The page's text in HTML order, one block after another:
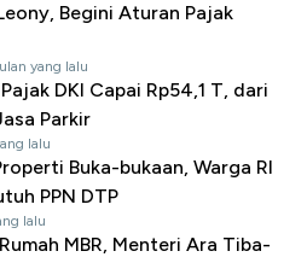
Begini Aturan Pajak
yang lalu
DKI Capai Rp54,1 T, dari
Parkir
lalu
Buka-bukaan, Warga RI
PPN DTP
lalu
MBR, Menteri Ara Tiba-